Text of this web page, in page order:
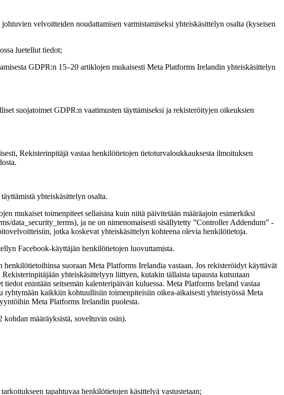
velvoitteiden noudattamisen varmistamiseksi yhteiskäsittelyn osalta (kyseisen
luetellut tiedot;
GDPR:n 15–20 artiklojen mukaisesti Meta Platforms Irelandin yhteiskäsittelyn
suojatoimet GDPR:n vaatimusten täyttämiseksi ja rekisteröityjen oikeuksien
Rekisterinpitäjä vastaa henkilötietojen tietoturvaloukkauksesta ilmoituksen
yhteiskäsittelyn osalta.
mukaiset toimenpiteet sellaisina kuin niitä päivitetään määräajoin esimerkiksi
data_security_terms), ja ne on nimenomaisesti sisällytetty ”Controller Addendum” -
jotka koskevat yhteiskäsittelyn kohteena olevia henkilötietoja.
Facebook-käyttäjän henkilötietojen luovuttamista.
suoraan Meta Platforms Irelandia vastaan. Jos rekisteröidyt käyttävät
yhteiskäsittelyyn liittyen, kutakin tällaista tapausta kutsutaan
enintään seitsemän kalenteripäivän kuluessa. Meta Platforms Ireland vastaa
kaikkiin kohtuullisiin toimenpiteisiin oikea-aikaisesti yhteistyössä Meta
Meta Platforms Irelandin puolesta.
määräyksistä, soveltuvin osin).
tapahtuvaa henkilötietojen käsittelyä vastustetaan;